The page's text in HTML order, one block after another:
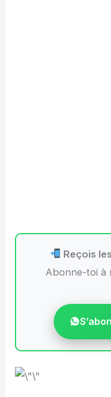
Reçois
Abonne-toi à